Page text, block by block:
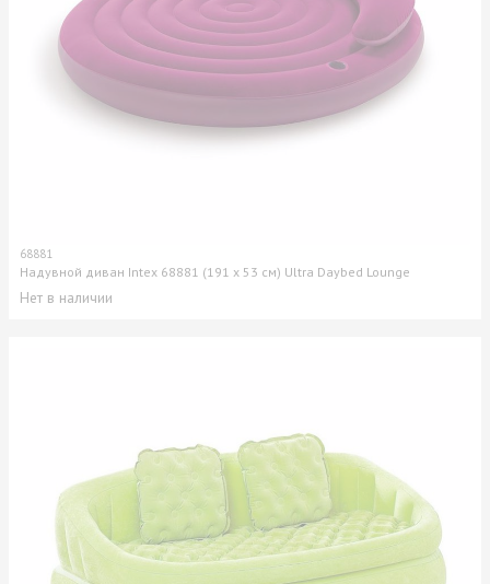
68881
Надувной диван Intex 68881 (191 x 53 см) Ultra Daybed Lounge
Нет в наличии